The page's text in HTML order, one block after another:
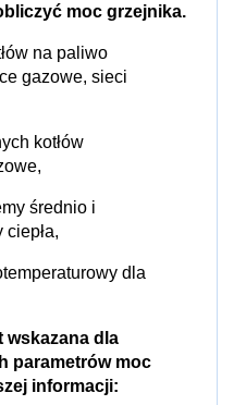
moc grzejnika.
na paliwo
gazowe, sieci
kotłów
średnio i
dla
wskazana dla
parametrów moc
informacji: